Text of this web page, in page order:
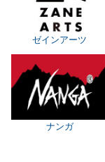
ゼインアーツ
ナンガ